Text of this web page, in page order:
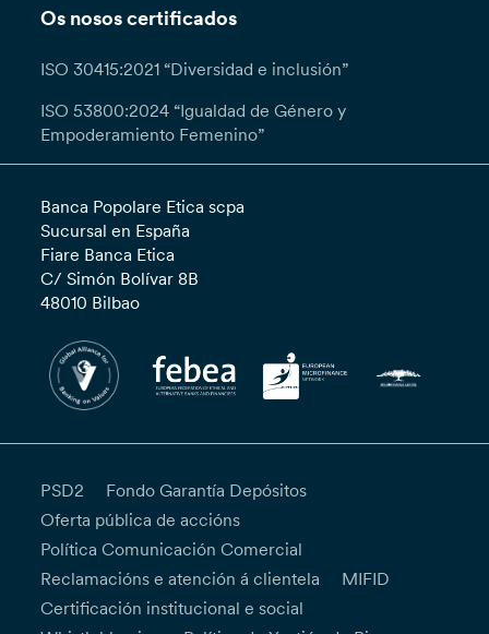
Os nosos certificados
ISO 30415:2021 “Diversidad e inclusión”
ISO 53800:2024 “Igualdad de Género y
Empoderamiento Femenino”
Banca Popolare Etica scpa
Sucursal en España
Fiare Banca Etica
C/ Simón Bolívar 8B
48010 Bilbao
PSD2
Fondo Garantía Depósitos
Oferta pública de accións
Política Comunicación Comercial
Reclamacións e atención á clientela
MIFID
Certificación institucional e social